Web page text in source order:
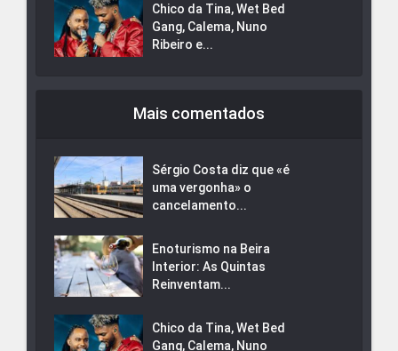
Chico da Tina, Wet Bed
Gang, Calema, Nuno
Ribeiro e...
Mais comentados
Sérgio Costa diz que «é
uma vergonha» o
cancelamento...
Enoturismo na Beira
Interior: As Quintas
Reinventam...
Chico da Tina, Wet Bed
Gang, Calema, Nuno